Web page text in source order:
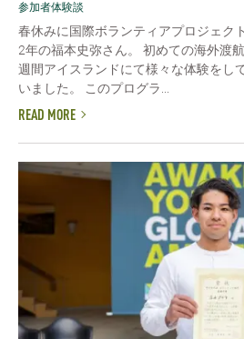
参加者体験談
春休みに国際ボランティアプロジェク
2年の福本史弥さん。 初めての海外渡
週間アイスランドにて様々な体験をし
いました。 このプログラ...
READ MORE